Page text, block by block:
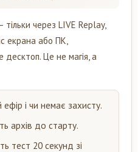
тільки через LIVE Replay,
екрана або ПК,
Це не магія, а
і чи немає захисту.
архів до старту.
тест 20 секунд зі